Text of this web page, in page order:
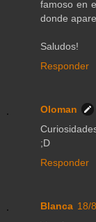
famoso en
donde
Saludos!
Responder
Oloman
;D
Responder
Blanca 18/